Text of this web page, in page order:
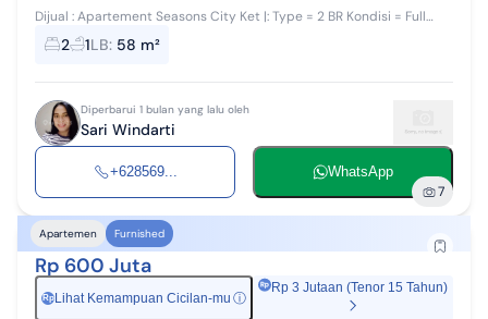
Dijual : Apartement Seasons City Ket |: Type = 2 BR Kondisi = Full
Furnish ( Hook ) Luas = 58 sqm Kamar TRidur = 2 Sertifikat = Hak
Milik( SHB ) ...
2 1LB: 58 m²
Diperbarui 1 bulan yang lalu oleh
Sari Windarti
+628569... WhatsApp
7
Apartemen Furnished
Rp 600 Juta
RpLihat Kemampuan Cicilan-mu ⓘ
Rp 3 Jutaan (Tenor 15 Tahun)